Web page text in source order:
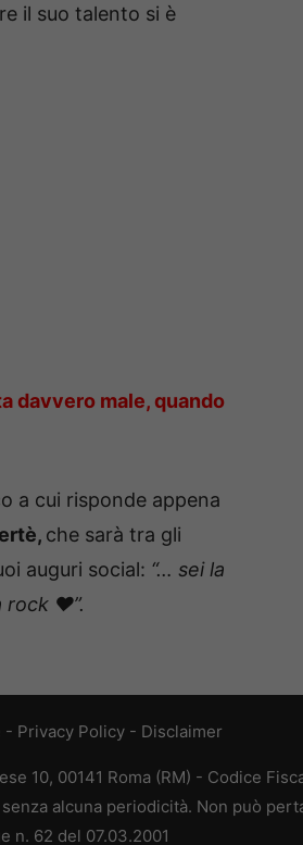
il suo talento si è
davvero male, quando
a cui risponde appena
che sarà tra gli
auguri social: “… sei la
rock ❤️”.
- Privacy Policy - Disclaimer
10, 00141 Roma (RM) - Codice
alcuna periodicità. Non può
n. 62 del 07.03.2001